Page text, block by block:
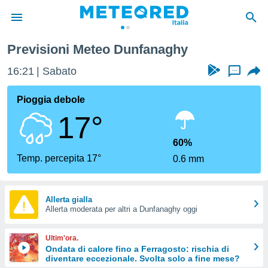
di
per
le
di
Web
le
Previsioni Meteo Dunfanaghy
16:21 Sabato ...
Pioggia debole
17°
Temp. percepita 17°
60%
0.6 mm
Allerta gialla
Allerta moderata per altri a Dunfanaghy oggi
Ultim'ora.
Ondata di calore fino a Ferragosto: rischia di
diventare eccezionale. Svolta solo a fine mese?